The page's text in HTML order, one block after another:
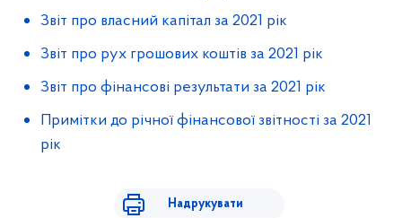
Звіт про власний капітал за 2021 рік
Звіт про рух грошових коштів за 2021 рік
Звіт про фінансові результати за 2021 рік
Примітки до річної фінансової звітності за 2021
рік
Надрукувати